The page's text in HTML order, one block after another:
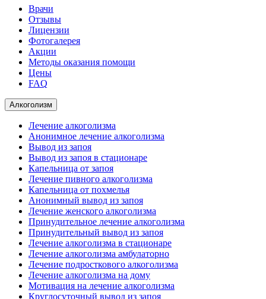
Врачи
Отзывы
Лицензии
Фотогалерея
Акции
Методы оказания помощи
Цены
FAQ
Алкоголизм
Лечение алкоголизма
Анонимное лечение алкоголизма
Вывод из запоя
Вывод из запоя в стационаре
Капельница от запоя
Лечение пивного алкоголизма
Капельница от похмелья
Анонимный вывод из запоя
Лечение женского алкоголизма
Принудительное лечение алкоголизма
Принудительный вывод из запоя
Лечение алкоголизма в стационаре
Лечение алкоголизма амбулаторно
Лечение подросткового алкоголизма
Лечение алкоголизма на дому
Мотивация на лечение алкоголизма
Круглосуточный вывод из запоя